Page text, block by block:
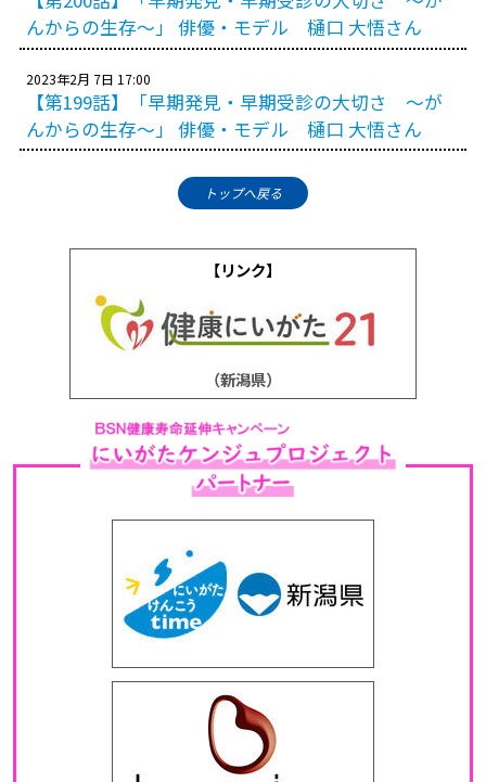
んからの生存～」 俳優・モデル 樋口 大悟さん
2023年2月 7日 17:00
【第199話】「早期発見・早期受診の大切さ ～が
んからの生存～」 俳優・モデル 樋口 大悟さん
トップへ戻る
【リンク】
（新潟県）